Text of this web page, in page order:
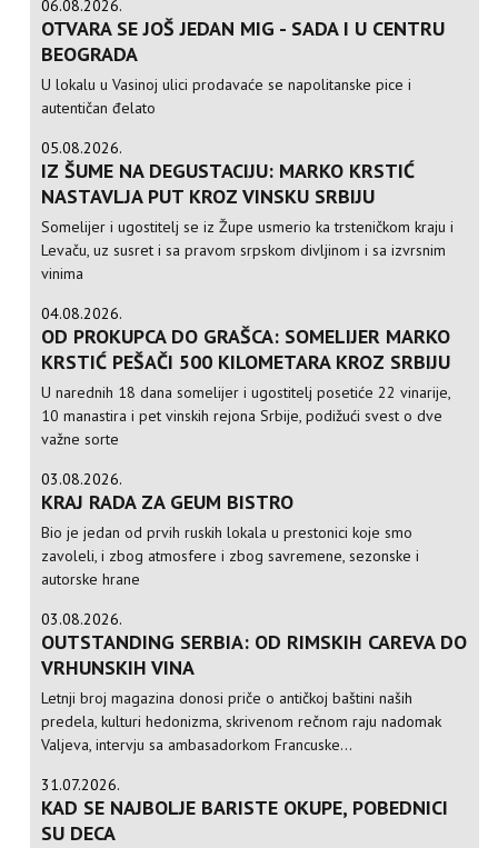
06.08.2026.
OTVARA SE JOŠ JEDAN MIG - SADA I U CENTRU
BEOGRADA
U lokalu u Vasinoj ulici prodavaće se napolitanske pice i
autentičan đelato
05.08.2026.
IZ ŠUME NA DEGUSTACIJU: MARKO KRSTIĆ
NASTAVLJA PUT KROZ VINSKU SRBIJU
Somelijer i ugostitelj se iz Župe usmerio ka trsteničkom kraju i
Levaču, uz susret i sa pravom srpskom divljinom i sa izvrsnim
vinima
04.08.2026.
OD PROKUPCA DO GRAŠCA: SOMELIJER MARKO
KRSTIĆ PEŠAČI 500 KILOMETARA KROZ SRBIJU
U narednih 18 dana somelijer i ugostitelj posetiće 22 vinarije,
10 manastira i pet vinskih rejona Srbije, podižući svest o dve
važne sorte
03.08.2026.
KRAJ RADA ZA GEUM BISTRO
Bio je jedan od prvih ruskih lokala u prestonici koje smo
zavoleli, i zbog atmosfere i zbog savremene, sezonske i
autorske hrane
03.08.2026.
OUTSTANDING SERBIA: OD RIMSKIH CAREVA DO
VRHUNSKIH VINA
Letnji broj magazina donosi priče o antičkoj baštini naših
predela, kulturi hedonizma, skrivenom rečnom raju nadomak
Valjeva, intervju sa ambasadorkom Francuske...
31.07.2026.
KAD SE NAJBOLJE BARISTE OKUPE, POBEDNICI
SU DECA